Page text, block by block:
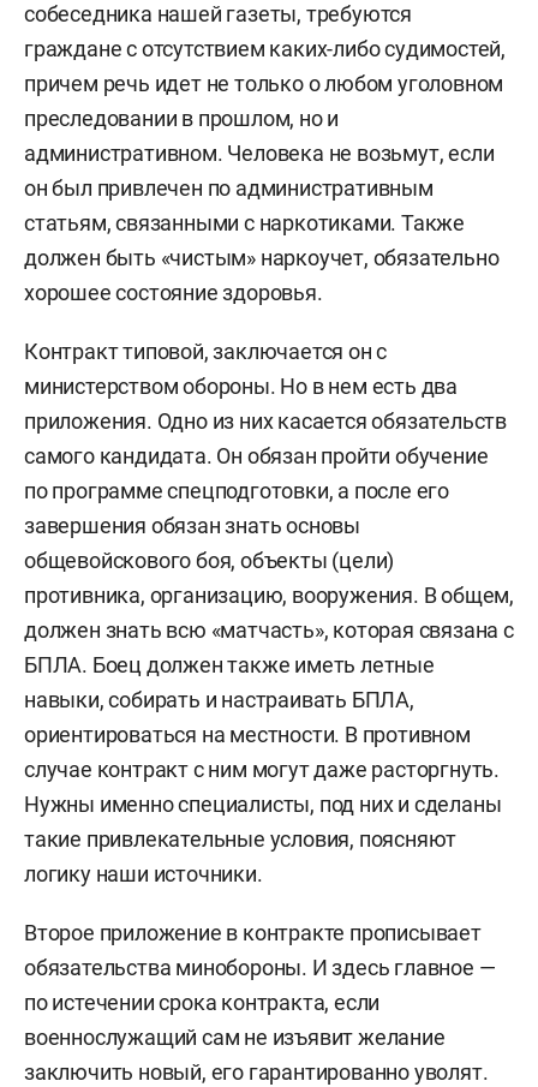
собеседника нашей газеты, требуются
граждане с отсутствием каких-либо судимостей,
причем речь идет не только о любом уголовном
преследовании в прошлом, но и
административном. Человека не возьмут, если
он был привлечен по административным
статьям, связанными с наркотиками. Также
должен быть «чистым» наркоучет, обязательно
хорошее состояние здоровья.
Контракт типовой, заключается он с
министерством обороны. Но в нем есть два
приложения. Одно из них касается обязательств
самого кандидата. Он обязан пройти обучение
по программе спецподготовки, а после его
завершения обязан знать основы
общевойскового боя, объекты (цели)
противника, организацию, вооружения. В общем,
должен знать всю «матчасть», которая связана с
БПЛА. Боец должен также иметь летные
навыки, собирать и настраивать БПЛА,
ориентироваться на местности. В противном
случае контракт с ним могут даже расторгнуть.
Нужны именно специалисты, под них и сделаны
такие привлекательные условия, поясняют
логику наши источники.
Второе приложение в контракте прописывает
обязательства минобороны. И здесь главное —
по истечении срока контракта, если
военнослужащий сам не изъявит желание
заключить новый, его гарантированно уволят.